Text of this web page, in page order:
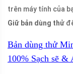
trên máy tính của
Giữ bản dùng thử
Bản dùng thử
100% Sạch sẽ &